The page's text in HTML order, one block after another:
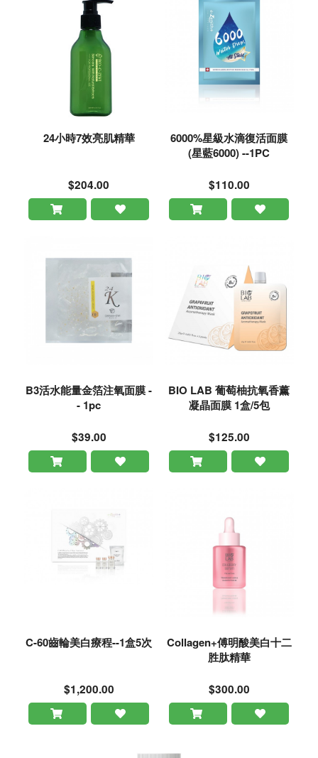
24小時7效亮肌精華
$204.00
6000%星級水滴復活面膜
(星藍6000) --1PC
$110.00
B3活水能量金箔注氧面膜 -
- 1pc
$39.00
BIO LAB 葡萄柚抗氧香薰
凝晶面膜 1盒/5包
$125.00
C-60齒輪美白療程--1盒5次
$1,200.00
Collagen+傅明酸美白十二
胜肽精華
$300.00